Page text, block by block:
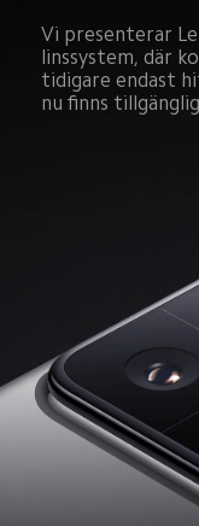
Vi presenterar
linssystem, där
tidigare endast
nu finns